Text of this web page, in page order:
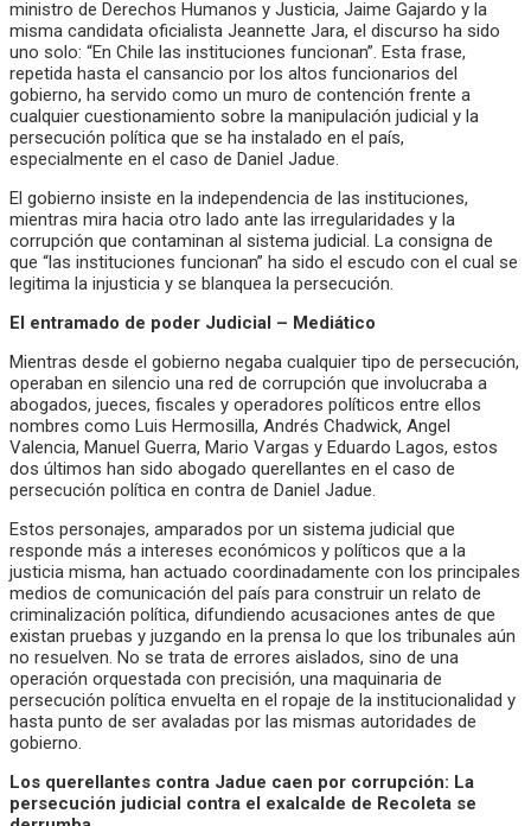
ministro de Derechos Humanos y Justicia, Jaime Gajardo y la
misma candidata oficialista Jeannette Jara, el discurso ha sido
uno solo: “En Chile las instituciones funcionan”. Esta frase,
repetida hasta el cansancio por los altos funcionarios del
gobierno, ha servido como un muro de contención frente a
cualquier cuestionamiento sobre la manipulación judicial y la
persecución política que se ha instalado en el país,
especialmente en el caso de Daniel Jadue.
El gobierno insiste en la independencia de las instituciones,
mientras mira hacia otro lado ante las irregularidades y la
corrupción que contaminan al sistema judicial. La consigna de
que “las instituciones funcionan” ha sido el escudo con el cual se
legitima la injusticia y se blanquea la persecución.
El entramado de poder Judicial – Mediático
Mientras desde el gobierno negaba cualquier tipo de persecución,
operaban en silencio una red de corrupción que involucraba a
abogados, jueces, fiscales y operadores políticos entre ellos
nombres como Luis Hermosilla, Andrés Chadwick, Angel
Valencia, Manuel Guerra, Mario Vargas y Eduardo Lagos, estos
dos últimos han sido abogado querellantes en el caso de
persecución política en contra de Daniel Jadue.
Estos personajes, amparados por un sistema judicial que
responde más a intereses económicos y políticos que a la
justicia misma, han actuado coordinadamente con los principales
medios de comunicación del país para construir un relato de
criminalización política, difundiendo acusaciones antes de que
existan pruebas y juzgando en la prensa lo que los tribunales aún
no resuelven. No se trata de errores aislados, sino de una
operación orquestada con precisión, una maquinaria de
persecución política envuelta en el ropaje de la institucionalidad y
hasta punto de ser avaladas por las mismas autoridades de
gobierno.
Los querellantes contra Jadue caen por corrupción: La
persecución judicial contra el exalcalde de Recoleta se